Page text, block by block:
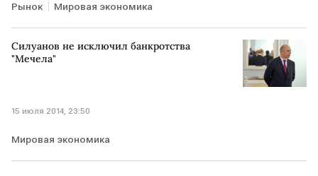
Рынок Мировая экономика
Силуанов не исключил банкротства
"Мечела"
15 июля 2014, 23:50
Мировая экономика